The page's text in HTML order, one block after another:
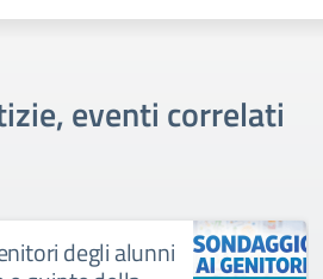
eventi correlati
degli alunni